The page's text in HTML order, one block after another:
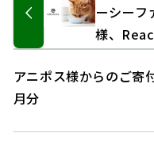
ーシーフ
様、
レーショ
アニポス様からのご
月分